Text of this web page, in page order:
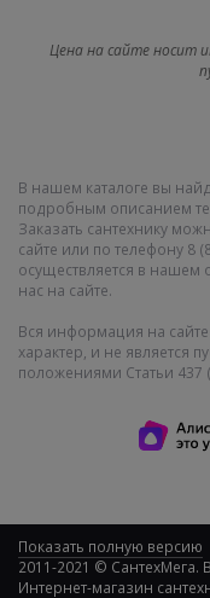
Цена на сайте носит
В нашем каталоге вы
подробным описанием
Заказать сантехнику
сайте или по телефону 8
осуществляется в нашем
нас на сайте.
Вся информация на
характер, и не является
положениями Статьи 437
Показать полную версию
2011-2021 ©
Интернет-магазин